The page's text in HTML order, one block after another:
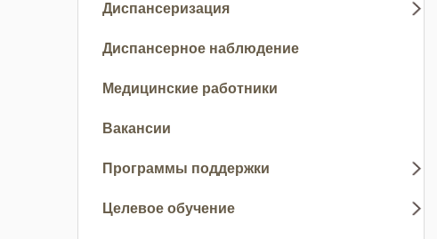
Диспансеризация
Диспансерное наблюдение
Медицинские работники
Вакансии
Программы поддержки
Целевое обучение